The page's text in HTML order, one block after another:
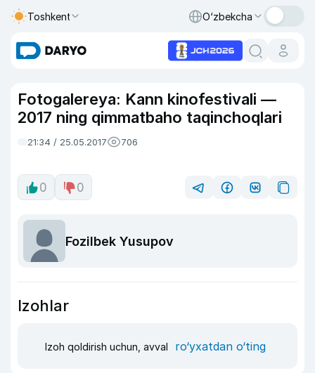
Toshkent O‘zbekcha
Fotogalereya: Kann kinofestivali —
2017 ning qimmatbaho taqinchoqlari
21:34 / 25.05.2017 706
0 0
Fozilbek Yusupov
Izohlar
Izoh qoldirish uchun, avval ro‘yxatdan o‘ting